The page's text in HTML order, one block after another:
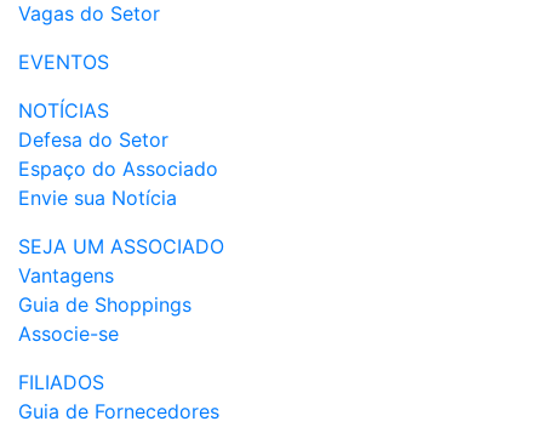
Vagas do Setor
EVENTOS
NOTÍCIAS
Defesa do Setor
Espaço do Associado
Envie sua Notícia
SEJA UM ASSOCIADO
Vantagens
Guia de Shoppings
Associe-se
FILIADOS
Guia de Fornecedores